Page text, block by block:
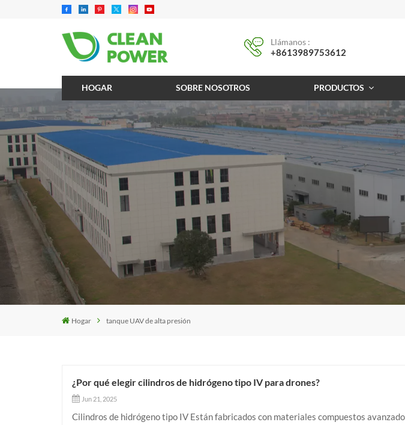
Llámanos :
+8613989753612
HOGAR SOBRE NOSOTROS PRODUCTOS
Hogar tanque UAV de alta presión
¿Por qué elegir cilindros de hidrógeno tipo IV para drones?
Jun 21, 2025
Cilindros de hidrógeno tipo IV Están fabricados con materiales compuestos